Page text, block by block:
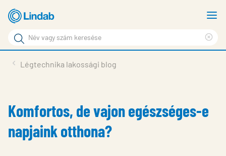
tartalomhoz
Keresési
kifejezés
Oldalak
keresése
Fenntarthatóság
Légtechnika lakossági blog
Komfortos, de vajon egészséges-e
napjaink otthona?